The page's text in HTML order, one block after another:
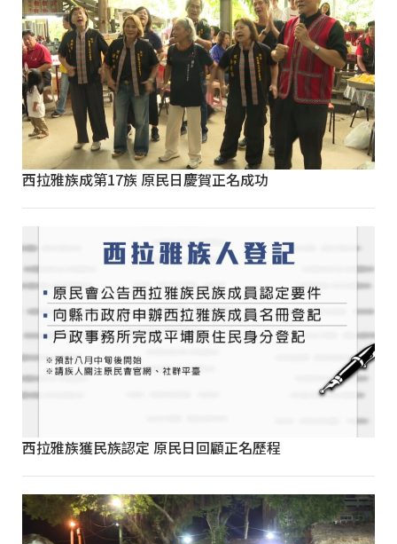
西拉雅族成第17族 原民日慶賀正名成功
西拉雅族獲民族認定 原民日回顧正名歷程